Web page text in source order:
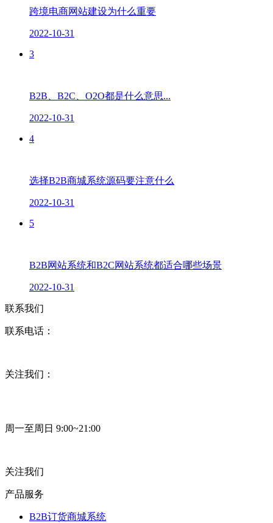
跨境电商网站建设为什么重要
2022-10-31
3
B2B、B2C、O2O都是什么意思...
2022-10-31
4
选择B2B商城系统源码要注意什么
2022-10-31
5
B2B网站系统和B2C网站系统都适合哪些场景
2022-10-31
联系我们
联系电话：
关注我们：
周一至周日 9:00~21:00
关注我们
产品服务
B2B订货商城系统